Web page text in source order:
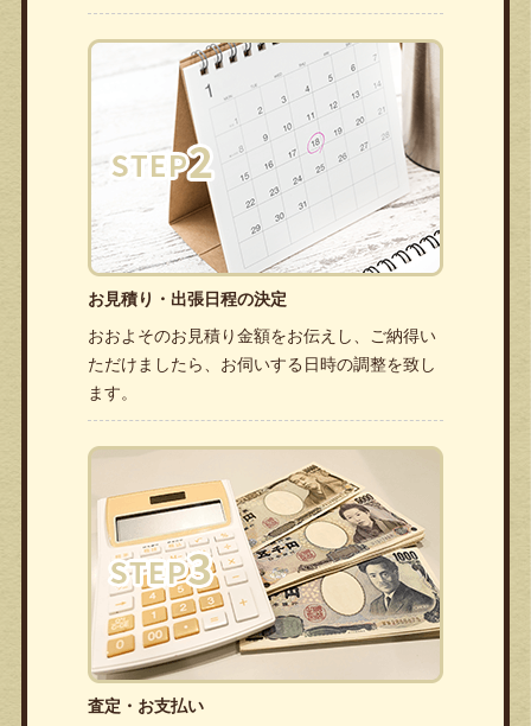
お見積り・出張日程の決定
おおよそのお見積り金額をお伝えし、ご納得い
ただけましたら、お伺いする日時の調整を致し
ます。
査定・お支払い